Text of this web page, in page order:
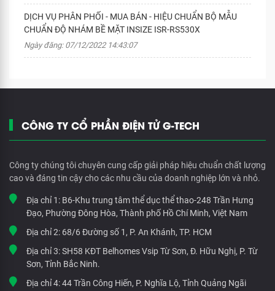
DỊCH VỤ PHÂN PHỐI - MUA BÁN - HIỆU CHUẨN BỘ MẪU
CHUẨN ĐỘ NHÁM BỀ MẶT INSIZE ISR-RS530X
Ngày đăng: 07/12/2022 14:43:07
CÔNG TY CỔ PHẦN ĐIỆN TỬ G-TECH
Công ty chúng tôi chuyên cung cấp giải pháp hiệu chuẩn chất lượng
cao và đáng tin cậy cho các nhu cầu của doanh nghiệp lớn và nhỏ.
Địa chỉ 1: B6-Khu trung tâm thể dục thể thao-248 Trần Hưng
Đạo, Phường Đông Hòa, Thành phố Hồ Chí Minh, Việt Nam
Địa chỉ 2: 68/6 Đường số 1, P. An Khánh, TP. HCM
Địa chỉ 3:SH58 KĐT Belhomes Vsip Từ Sơn, Đ. Hữu Nghị, P. Từ
Sơn, Tỉnh Bắc Ninh.
Địa chỉ 4:44 Trần Công Hiến, P. Nghĩa Lộ, Tỉnh Quảng Ngãi